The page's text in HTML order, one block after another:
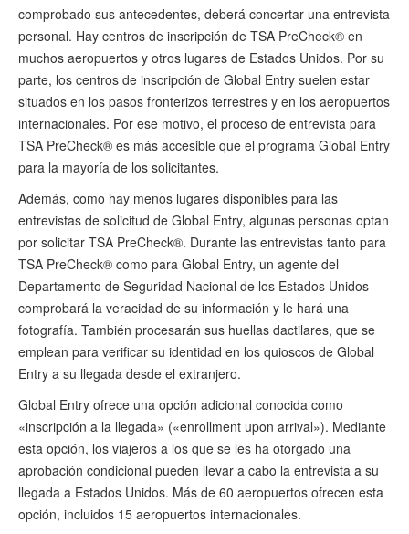
comprobado sus antecedentes, deberá concertar una entrevista
personal. Hay centros de inscripción de TSA PreCheck® en
muchos aeropuertos y otros lugares de Estados Unidos. Por su
parte, los centros de inscripción de Global Entry suelen estar
situados en los pasos fronterizos terrestres y en los aeropuertos
internacionales. Por ese motivo, el proceso de entrevista para
TSA PreCheck® es más accesible que el programa Global Entry
para la mayoría de los solicitantes.
Además, como hay menos lugares disponibles para las
entrevistas de solicitud de Global Entry, algunas personas optan
por solicitar TSA PreCheck®. Durante las entrevistas tanto para
TSA PreCheck® como para Global Entry, un agente del
Departamento de Seguridad Nacional de los Estados Unidos
comprobará la veracidad de su información y le hará una
fotografía. También procesarán sus huellas dactilares, que se
emplean para verificar su identidad en los quioscos de Global
Entry a su llegada desde el extranjero.
Global Entry ofrece una opción adicional conocida como
«inscripción a la llegada» («enrollment upon arrival»). Mediante
esta opción, los viajeros a los que se les ha otorgado una
aprobación condicional pueden llevar a cabo la entrevista a su
llegada a Estados Unidos. Más de 60 aeropuertos ofrecen esta
opción, incluidos 15 aeropuertos internacionales.